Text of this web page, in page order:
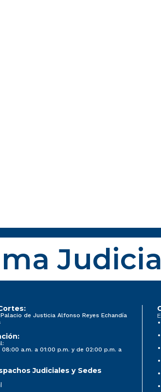
de Justicia Alfonso Reyes Echandía
a.m. a 01:00 p.m. y de 02:00 p.m. a
Judiciales y Sedes